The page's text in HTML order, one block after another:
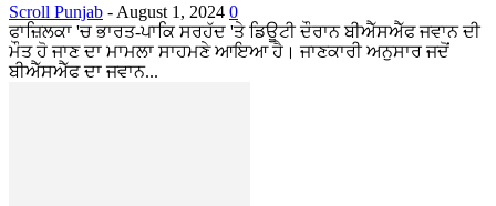
Scroll Punjab - August 1, 2024 0
ਫਾਜ਼ਿਲਕਾ 'ਚ ਭਾਰਤ-ਪਾਕਿ ਸਰਹੱਦ 'ਤੇ ਡਿਊਟੀ ਦੌਰਾਨ ਬੀਐੱਸਐੱਫ ਜਵਾਨ ਦੀ
ਮੌਤ ਹੋ ਜਾਣ ਦਾ ਮਾਮਲਾ ਸਾਹਮਣੇ ਆਇਆ ਹੈ। ਜਾਣਕਾਰੀ ਅਨੁਸਾਰ ਜਦੋਂ
ਬੀਐੱਸਐੱਫ ਦਾ ਜਵਾਨ...